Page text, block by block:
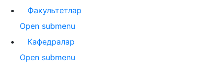
Факультетлар
Open submenu
Кафедралар
Open submenu